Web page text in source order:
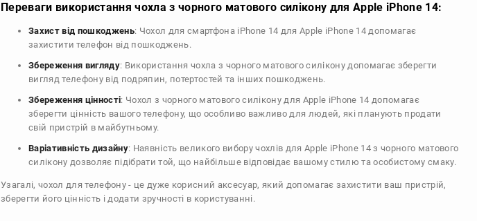
Переваги використання чохла з чорного матового силікону для Apple iPhone 14:
Захист від пошкоджень: Чохол для смартфона iPhone 14 для Apple iPhone 14 допомагає
захистити телефон від пошкоджень.
Збереження вигляду: Використання чохла з чорного матового силікону допомагає зберегти
вигляд телефону від подряпин, потертостей та інших пошкоджень.
Збереження цінності: Чохол з чорного матового силікону для Apple iPhone 14 допомагає
зберегти цінність вашого телефону, що особливо важливо для людей, які планують продати
свій пристрій в майбутньому.
Варіативність дизайну: Наявність великого вибору чохлів для Apple iPhone 14 з чорного матового
силікону дозволяє підібрати той, що найбільше відповідає вашому стилю та особистому смаку.
Узагалі, чохол для телефону - це дуже корисний аксесуар, який допомагає захистити ваш пристрій,
зберегти його цінність і додати зручності в користуванні.